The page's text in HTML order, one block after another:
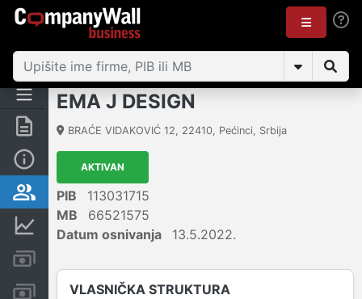
Rezime
Vlasnička struktura
Računi i blokade
EMA J DESIGN
BRAĆE VIDAKOVIĆ 12, 22410, Pećinci, Srbija
AKTIVAN
PIB
113031715
MB
66521575
Datum osnivanja
13.5.2022.
VLASNIČKA STRUKTURA